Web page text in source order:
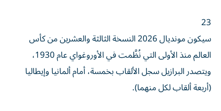
23
سيكون مونديال 2026 النسخة الثالثة والعشرين من كأس
العالم منذ الأولى التي نُظَّمت في الأوروغواي عام 1930،
ويتصدر البرازيل سجل الألقاب بخمسة، أمام ألمانيا وإيطاليا
(أربعة ألقاب لكل منهما).